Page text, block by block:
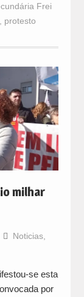
Frei
protesto
milhar
Noticias,
se esta
por